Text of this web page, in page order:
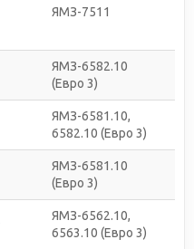
ЯМЗ-7511
ЯМЗ-6582.10
(Евро 3)
ЯМЗ-6581.10,
6582.10 (Евро 3)
ЯМЗ-6581.10
(Евро 3)
ЯМЗ-6562.10,
6563.10 (Евро 3)